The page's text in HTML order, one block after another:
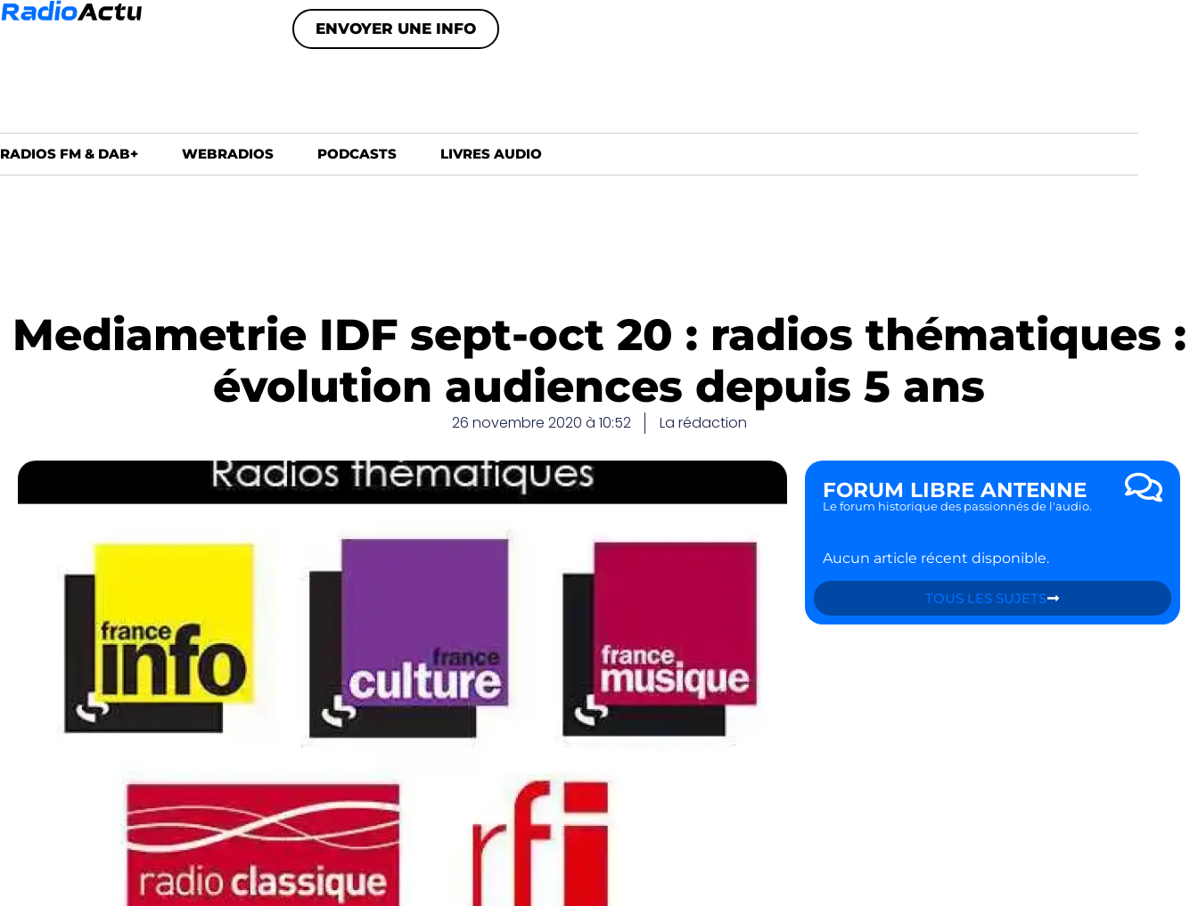
ENVOYER UNE INFO
RADIOS FM & DAB+ WEBRADIOS PODCASTS LIVRES AUDIO
Mediametrie IDF sept-oct 20 : radios thématiques :
évolution audiences depuis 5 ans
26 novembre 2020 à 10:52 La rédaction
FORUM LIBRE ANTENNE
Le forum historique des passionnés de l'audio.
Aucun article récent disponible.
TOUS LES SUJETS